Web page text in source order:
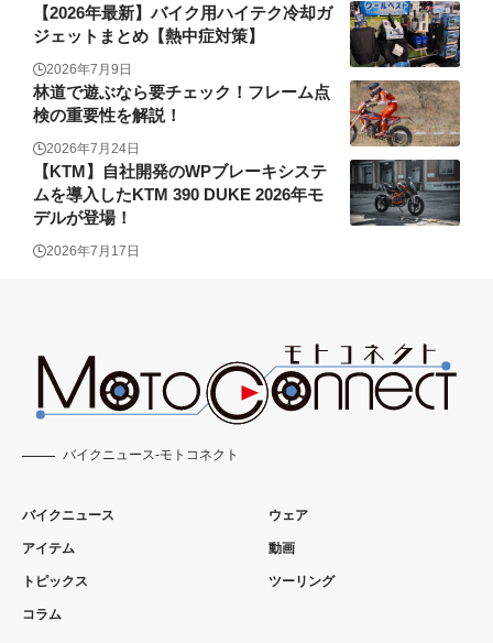
【2026年最新】バイク用ハイテク冷却ガ
ジェットまとめ【熱中症対策】
2026年7月9日
林道で遊ぶなら要チェック！フレーム点
検の重要性を解説！
2026年7月24日
【KTM】自社開発のWPブレーキシステ
ムを導入したKTM 390 DUKE 2026年モ
デルが登場！
2026年7月17日
バイクニュース-モトコネクト
バイクニュース
アイテム
トピックス
コラム
ウェア
動画
ツーリング